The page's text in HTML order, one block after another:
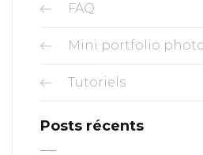
FAQ
Mini portfolio
Tutoriels
Posts récents